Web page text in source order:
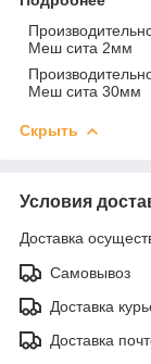
Меш сита 2мм
Меш сита 30мм
Скрыть
Условия
Доставка
Самовывоз
Доставка
Доставка